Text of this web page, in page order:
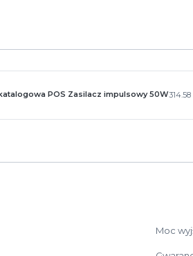
POS Zasilacz impulsowy 50W
Moc